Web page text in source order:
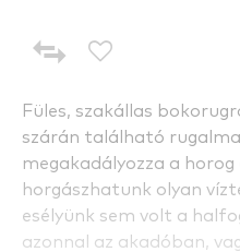
Füles, szakállas
szárán található
megakadályozza a horog
horgászhatunk olyan
esélyünk sem volt a
azonnal az akadóban,